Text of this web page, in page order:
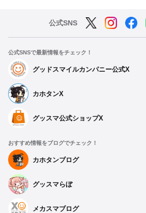
公式SNS
公式SNSで最新情報をチェック！
グッドスマイルカンパニー公式X
カホタンX
グッスマ公式ショップX
おすすめ情報をブログでチェック！
カホタンブログ
グッスマらぼ
メカスマブログ